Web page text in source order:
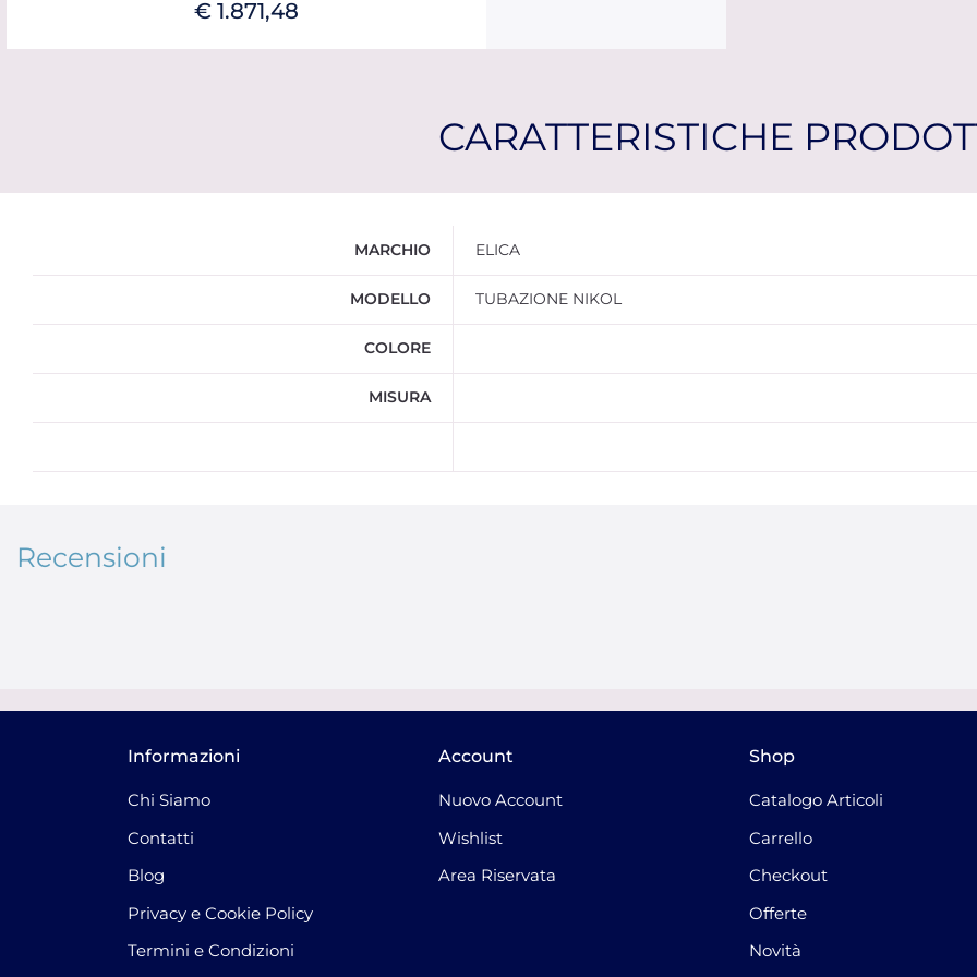
€ 1.871,48
CARATTERISTICHE
MARCHIO ELICA
MODELLO TUBAZIONE NIKOL
COLORE
MISURA
Recensioni
Informazioni
Chi Siamo
Contatti
Blog
Privacy e Cookie Policy
Termini e Condizioni
Account
Nuovo Account
Wishlist
Area Riservata
Shop
Catalogo Articoli
Carrello
Checkout
Offerte
Novità